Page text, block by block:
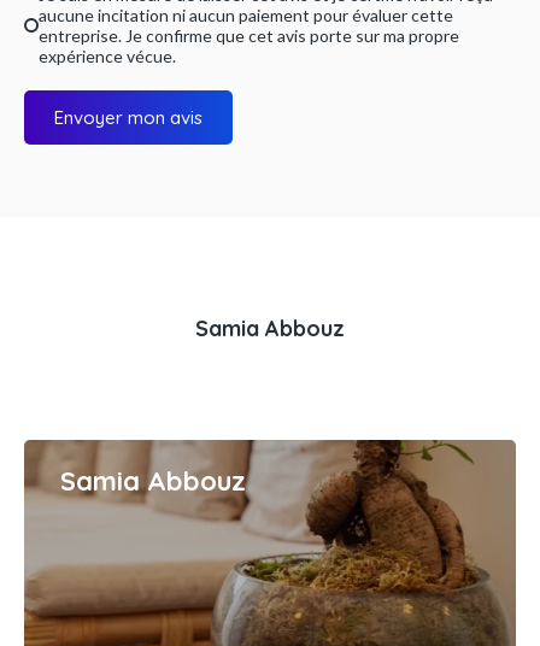
aucune incitation ni aucun paiement pour évaluer cette
entreprise. Je confirme que cet avis porte sur ma propre
expérience vécue.
Envoyer mon avis
Samia Abbouz
Samia Abbouz